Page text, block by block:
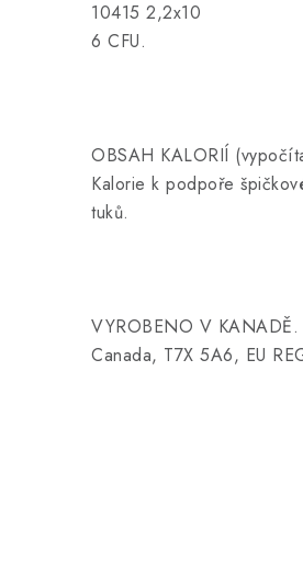
10415 2,2x10
6 CFU.
OBSAH KALORIÍ
Kalorie k podpoře
tuků.
VYROBENO V
Canada, T7X 5A6, EU